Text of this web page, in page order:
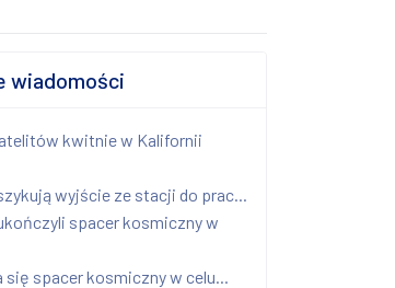
wiadomości
kwitnie w Kalifornii
wyjście ze stacji do prac...
spacer kosmiczny w
się spacer kosmiczny w celu...